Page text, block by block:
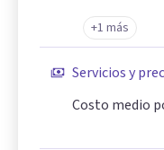
+1 más
Servicios y
Costo medio